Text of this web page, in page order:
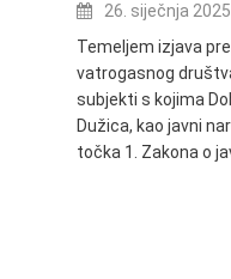
26. siječnja 2025
Temeljem izjava
vatrogasnog
subjekti s kojima
Dužica, kao javni
točka 1. Zakona o